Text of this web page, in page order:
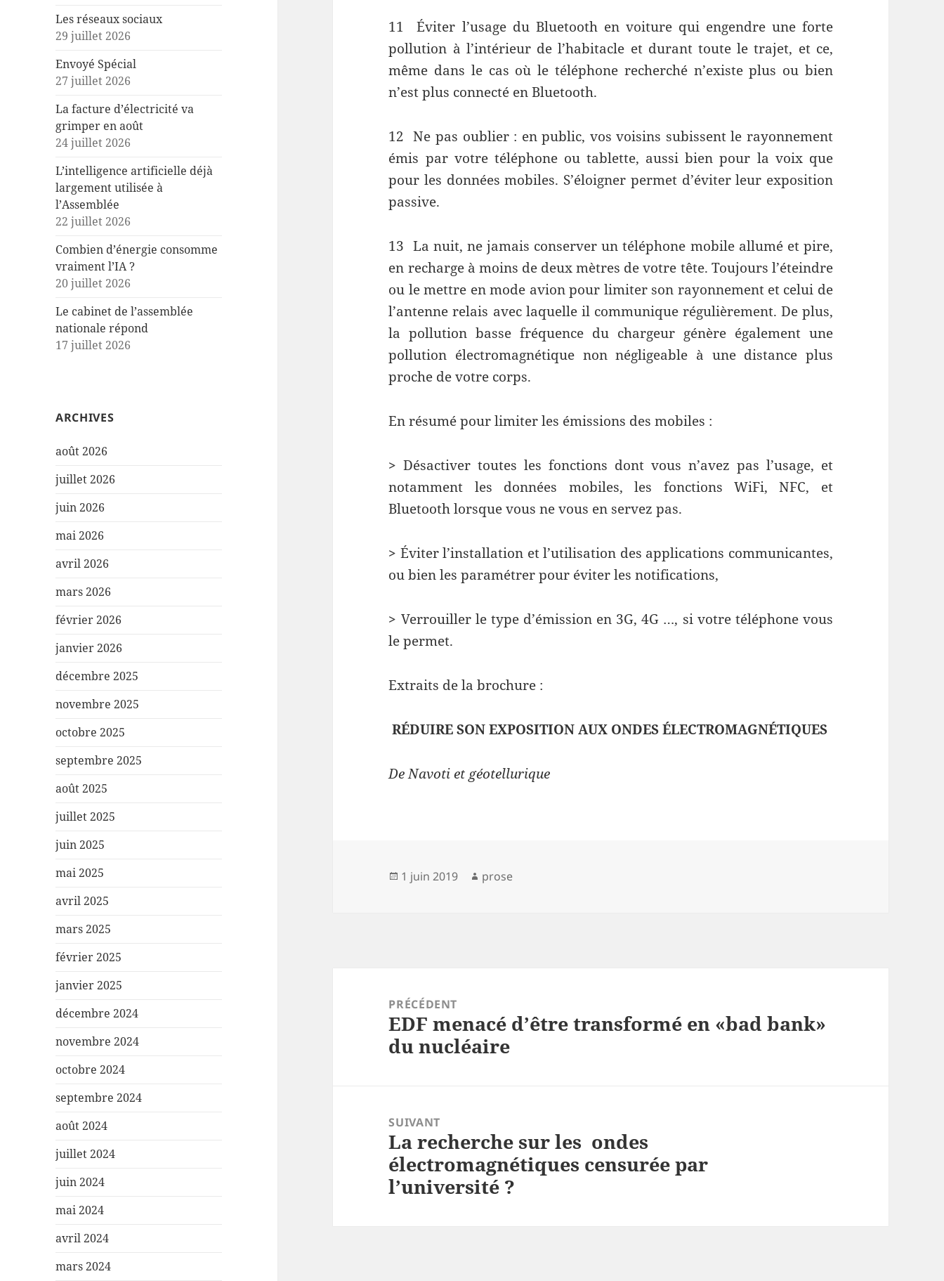
Les réseaux sociaux
29 juillet 2026
Envoyé Spécial
27 juillet 2026
La facture d’électricité va
grimper en août
24 juillet 2026
L’intelligence artificielle déjà
largement utilisée à
l’Assemblée
22 juillet 2026
Combien d’énergie consomme
vraiment l’IA ?
20 juillet 2026
Le cabinet de l’assemblée
nationale répond
17 juillet 2026
ARCHIVES
août 2026
juillet 2026
juin 2026
mai 2026
avril 2026
mars 2026
février 2026
janvier 2026
décembre 2025
novembre 2025
octobre 2025
septembre 2025
août 2025
juillet 2025
juin 2025
mai 2025
avril 2025
mars 2025
février 2025
janvier 2025
décembre 2024
novembre 2024
octobre 2024
septembre 2024
août 2024
juillet 2024
juin 2024
mai 2024
avril 2024
mars 2024
11
Éviter l’usage du Bluetooth en voiture qui engendre une forte
pollution à l’intérieur de l’habitacle et durant toute le trajet, et ce,
même dans le cas où le téléphone recherché n’existe plus ou bien
n’est plus connecté en Bluetooth.
12 Ne pas oublier : en public, vos voisins subissent le rayonnement
émis par votre téléphone ou tablette, aussi bien pour la voix que
pour les données mobiles. S’éloigner permet d’éviter leur exposition
passive.
13 La nuit, ne jamais conserver un téléphone mobile allumé et pire,
en recharge à moins de deux mètres de votre tête. Toujours l’éteindre
ou le mettre en mode avion pour limiter son rayonnement et celui de
l’antenne relais avec laquelle il communique régulièrement. De plus,
la pollution basse fréquence du chargeur génère également une
pollution électromagnétique non négligeable à une distance plus
proche de votre corps.
En résumé pour limiter les émissions des mobiles :
>Désactiver toutes les fonctions dont vous n’avez pas l’usage, et
notamment les données mobiles, les fonctions WiFi, NFC, et
Bluetooth lorsque vous ne vous en servez pas.
> Éviter l’installation et l’utilisation des applications communicantes,
ou bien les paramétrer pour éviter les notifications,
> Verrouiller le type d’émission en 3G, 4G …, si votre téléphone vous
le permet.
Extraits de la brochure :
RÉDUIRE SON EXPOSITION AUX ONDES ÉLECTROMAGNÉTIQUES
De Navoti et géotellurique
Publié
1 juin 2019 Auteur
prose
PRÉCÉDENT
Article
précédent :
EDF menacé d’être transformé en «bad bank»
du nucléaire
SUIVANT
Article
suivant :
La recherche sur les ondes
électromagnétiques censurée par
l’université ?